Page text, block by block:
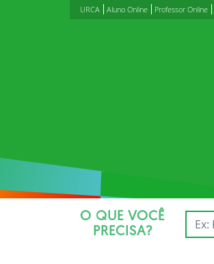
URCA Aluno Online Professor Online
O QUE VOCÊ
PRECISA?